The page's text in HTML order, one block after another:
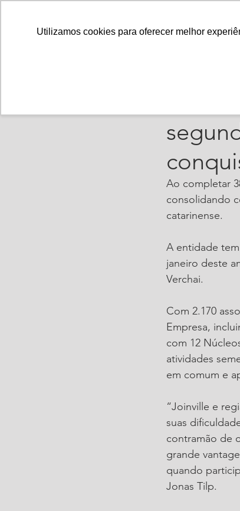
Utilizamos cookies para oferecer melhor
Ao completar
consolidando
catarinense.
A entidade
janeiro deste
Verchai.
Com 2.170
Empresa,
com 12
atividades
em comum e
“Joinville e
suas
contramão de
grande
quando
Jonas Tilp.